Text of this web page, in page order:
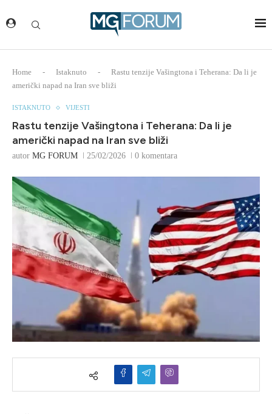
Home - Istaknuto -
Rastu tenzije Vašingtona i Teherana: Da li je
američki napad na Iran sve bliži
ISTAKNUTO VIJESTI
Rastu tenzije Vašingtona i Teherana: Da li je
američki napad na Iran sve bliži
autor MG FORUM 25/02/2026 0 komentara